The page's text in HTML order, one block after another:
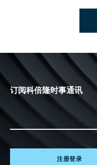
订阅科倍隆时事通讯
注册登录